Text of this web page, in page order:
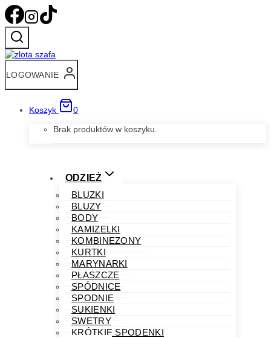
Przejdź
do
treści
LOGOWANIE
Koszyk
0
Brak produktów w koszyku.
ODZIEŻ
BLUZKI
BLUZY
BODY
KAMIZELKI
KOMBINEZONY
KURTKI
MARYNARKI
PŁASZCZE
SPÓDNICE
SPODNIE
SUKIENKI
SWETRY
KRÓTKIE SPODENKI